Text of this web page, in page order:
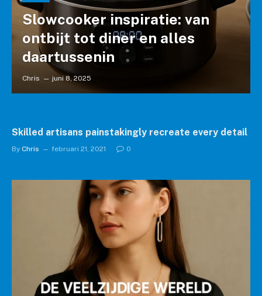
Slowcooker inspiratie: van
ontbijt tot diner en alles
daartussenin
Chris juni 8, 2025
Skilled artisans painstakingly recreate every detail
By Chris februari 21, 2021 0